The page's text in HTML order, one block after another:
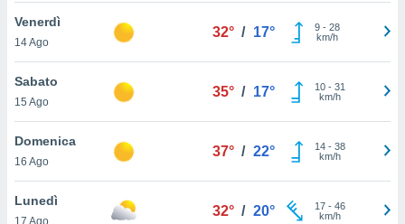
cookie
il tuo
in
a piè
del
Venerdì
14 Ago
32° / 17° 9- 28
km/h
Sabato
15 Ago
35° / 17° 10- 31
km/h
Domenica
16 Ago
37° / 22° 14- 38
km/h
Lunedì
17 Ago
32° / 20° 17- 46
km/h